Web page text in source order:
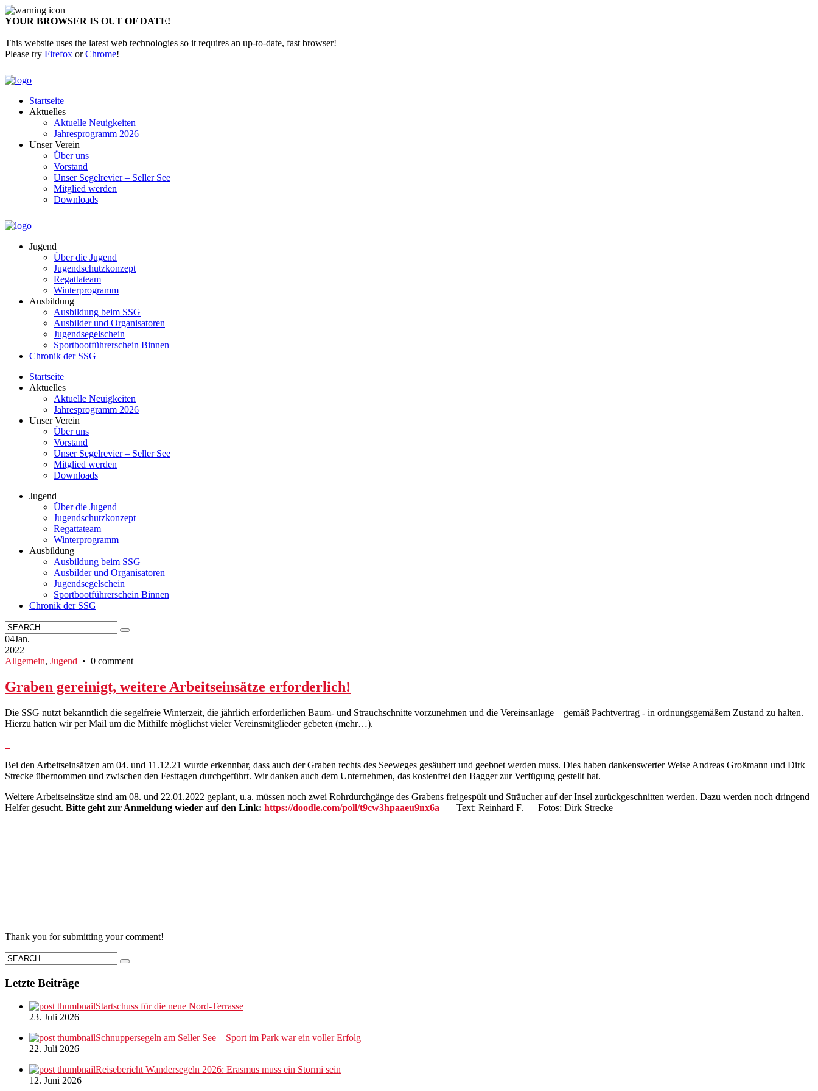
YOUR BROWSER IS OUT OF DATE!
This website uses the latest web technologies so it requires an up-to-date, fast browser!
Please try Firefox orChrome!
Startseite
Aktuelles
Aktuelle Neuigkeiten
Jahresprogramm 2026
Unser Verein
Über uns
Vorstand
Unser Segelrevier – Seller See
Mitglied werden
Downloads
Jugend
Über die Jugend
Jugendschutzkonzept
Regattateam
Winterprogramm
Ausbildung
Ausbildung beim SSG
Ausbilder und Organisatoren
Jugendsegelschein
Sportbootführerschein Binnen
Chronik der SSG
Startseite
Aktuelles
Aktuelle Neuigkeiten
Jahresprogramm 2026
Unser Verein
Über uns
Vorstand
Unser Segelrevier – Seller See
Mitglied werden
Downloads
Jugend
Über die Jugend
Jugendschutzkonzept
Regattateam
Winterprogramm
Ausbildung
Ausbildung beim SSG
Ausbilder und Organisatoren
Jugendsegelschein
Sportbootführerschein Binnen
Chronik der SSG
04Jan.
2022
Allgemein, Jugend • 0 comment
Graben gereinigt, weitere Arbeitseinsätze erforderlich!
Die SSG nutzt bekanntlich die segelfreie Winterzeit, die jährlich erforderlichen Baum- und Strauchschnitte vorzunehmen und die Vereinsanlage – gemäß Pachtvertrag - in ordnungsgemäßem Zustand zu halten.
Hierzu hatten wir per Mail um die Mithilfe möglichst vieler Vereinsmitglieder gebeten (mehr…).
Bei den Arbeitseinsätzen am 04. und 11.12.21 wurde erkennbar, dass auch der Graben rechts des Seeweges gesäubert und geebnet werden muss. Dies haben dankenswerter Weise Andreas Großmann und Dirk
Strecke übernommen und zwischen den Festtagen durchgeführt. Wir danken auch dem Unternehmen, das kostenfrei den Bagger zur Verfügung gestellt hat.
Weitere Arbeitseinsätze sind am 08. und 22.01.2022 geplant, u.a. müssen noch zwei Rohrdurchgänge des Grabens freigespült und Sträucher auf der Insel zurückgeschnitten werden. Dazu werden noch dringend
Helfer gesucht. Bitte geht zur Anmeldung wieder auf den Link: https://doodle.com/poll/t9cw3hpaaeu9nx6a Text: Reinhard F. Fotos: Dirk Strecke
Thank you for submitting your comment!
Letzte Beiträge
Startschuss für die neue Nord-Terrasse
23. Juli 2026
Schnuppersegeln am Seller See – Sport im Park war ein voller Erfolg
22. Juli 2026
Reisebericht Wandersegeln 2026: Erasmus muss ein Stormi sein
12. Juni 2026